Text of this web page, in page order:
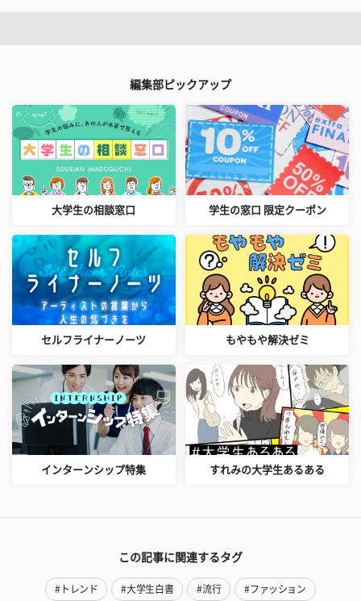
編集部ピックアップ
大学生の相談窓口 学生の窓口 限定クーポン
セルフライナーノーツ もやもや解決ゼミ
インターンシップ特集 すれみの大学生あるある
この記事に関連するタグ
#トレンド #大学生白書 #流行 #ファッション